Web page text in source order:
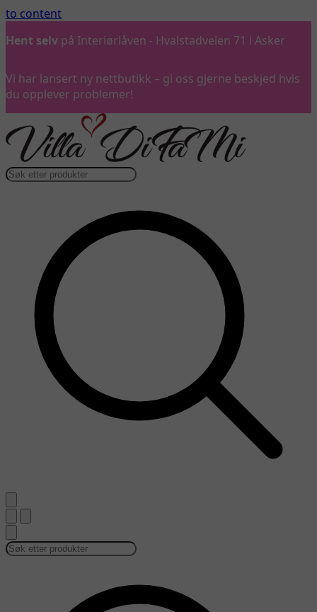
to content
Ring ossgjerne på 992 57 899
Vi har lansert ny nettbutikk – gi oss gjerne beskjed hvis
du opplever problemer!